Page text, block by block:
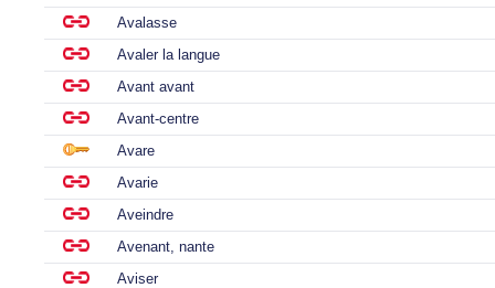
Avalasse
Avaler la langue
Avant avant
Avant-centre
Avare
Avarie
Aveindre
Avenant, nante
Aviser